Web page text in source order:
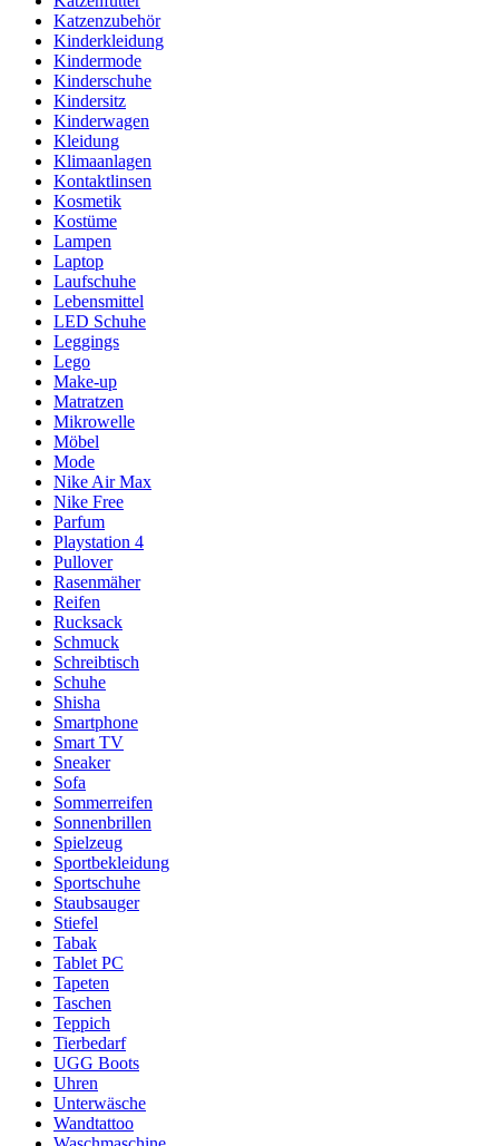
Katzenzubehör
Kinderkleidung
Kindermode
Kinderschuhe
Kindersitz
Kinderwagen
Kleidung
Klimaanlagen
Kontaktlinsen
Kosmetik
Kostüme
Lampen
Laptop
Laufschuhe
Lebensmittel
LED Schuhe
Leggings
Lego
Make-up
Matratzen
Mikrowelle
Möbel
Mode
Nike Air Max
Nike Free
Parfum
Playstation 4
Pullover
Rasenmäher
Reifen
Rucksack
Schmuck
Schreibtisch
Schuhe
Shisha
Smartphone
Smart TV
Sneaker
Sofa
Sommerreifen
Sonnenbrillen
Spielzeug
Sportbekleidung
Sportschuhe
Staubsauger
Stiefel
Tabak
Tablet PC
Tapeten
Taschen
Teppich
Tierbedarf
UGG Boots
Uhren
Unterwäsche
Wandtattoo